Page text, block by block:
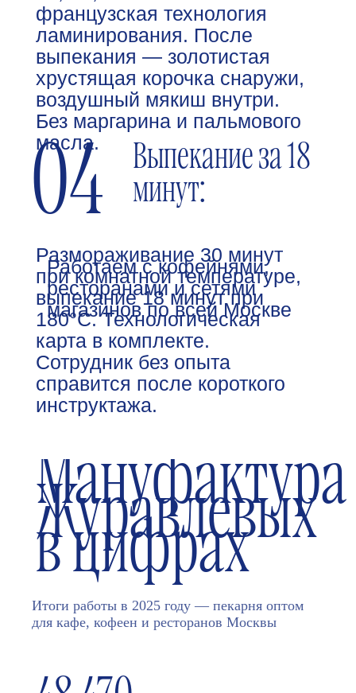
Мануфактура
Журавлевых
в цифрах
Итоги работы в 2025 году — пекарня оптом
для кафе, кофеен и ресторанов Москвы
КАК РАБОТАЕМ С
КРУАССАНАМИ
Согласование
заказа:
Связываетесь с менеджером,
обсуждаете ассортимент и
объёмы. Минимальная партия
— 5000 ₽. Постоянным
клиентам — фиксированные
графики поставок раз в неделю
Производство и